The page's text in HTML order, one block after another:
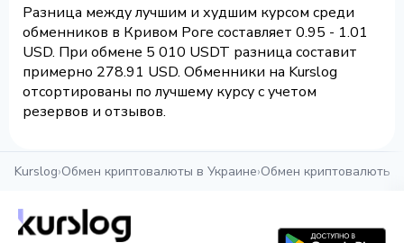
Разница между лучшим и худшим курсом среди
обменников в Кривом Роге составляет 0.95 - 1.01
USD. При обмене 5 010 USDT разница составит
примерно 278.91 USD. Обменники на Kurslog
отсортированы по лучшему курсу с учетом
резервов и отзывов.
Kurslog›Обмен криптовалюты в Украине›Обмен криптовалюты